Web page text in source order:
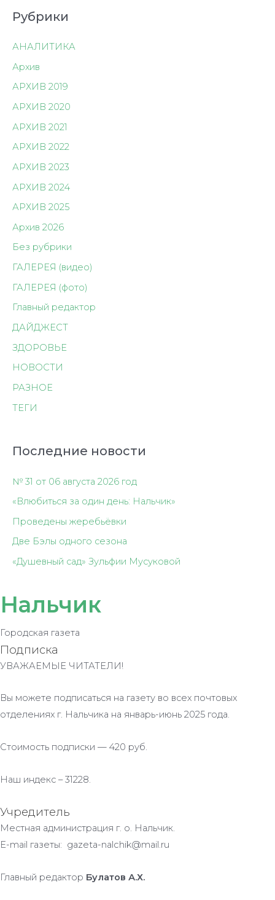
Рубрики
АНАЛИТИКА
Архив
АРХИВ 2019
АРХИВ 2020
АРХИВ 2021
АРХИВ 2022
АРХИВ 2023
АРХИВ 2024
АРХИВ 2025
Архив 2026
Без рубрики
ГАЛЕРЕЯ (видео)
ГАЛЕРЕЯ (фото)
Главный редактор
ДАЙДЖЕСТ
ЗДОРОВЬЕ
НОВОСТИ
РАЗНОЕ
ТЕГИ
Последние новости
№ 31 от 06 августа 2026 год
«Влюбиться за один день: Нальчик»
Проведены жеребьёвки
Две Бэлы одного сезона
«Душевный сад» Зульфии Мусуковой
Нальчик
Городская газета
Подписка
УВАЖАЕМЫЕ ЧИТАТЕЛИ!
Вы можете подписаться на газету во всех почтовых
отделениях г. Нальчика на январь-июнь 2025 года.
Стоимость подписки — 420 руб.
Наш индекс – 31228.
Учредитель
Местная администрация г. о. Нальчик.
E-mail газеты: gazeta-nalchik@mail.ru
Главный редактор Булатов А.Х.